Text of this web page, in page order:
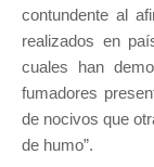
contundente al
realizados en
cuales han
fumadores
de nocivos que
de humo”.